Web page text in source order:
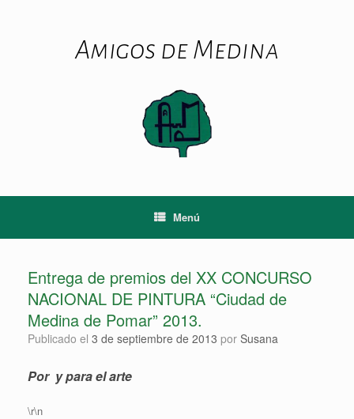
Amigos de Medina
Menú
Entrega de premios del XX CONCURSO
NACIONAL DE PINTURA “Ciudad de
Medina de Pomar” 2013.
Publicado el 3 de septiembre de 2013 por Susana
Por y para el arte
\r\n